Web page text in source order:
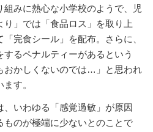
みに熱心な小学校のようで、児
」では「食品ロス」を取り上
完食シール」を配布。さらに、
るペナルティーがあるという
おかしくないのでは…」と思われ
す。
いわゆる「感覚過敏」が原因
ものが極端に少ないとのことで